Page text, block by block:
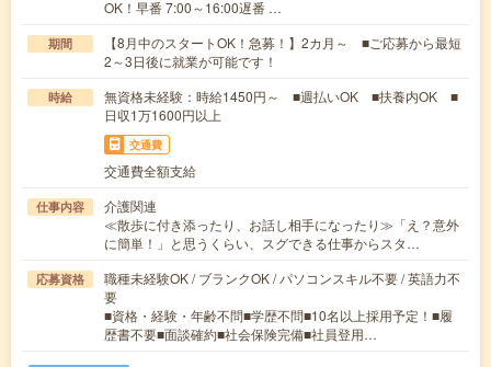
OK！早番 7:00～16:00遅番 …
期間
【8月中のスタートOK！急募！】2カ月～ ■ご応募から最短
2～3日後に就業が可能です！
時給
無資格未経験：時給1450円～ ■週払いOK ■扶養内OK ■
日収1万1600円以上
交通費
交通費全額支給
仕事内容
介護関連
≪散歩に付き添ったり、お話し相手になったり≫「え？意外
に簡単！」と思うくらい、スグできる仕事からスタ…
応募資格
職種未経験OK / ブランクOK / パソコンスキル不要 / 英語力不
要
■資格・経験・年齢不問■学歴不問■10名以上採用予定！■履
歴書不要■面談確約■社会保険完備■社員登用…